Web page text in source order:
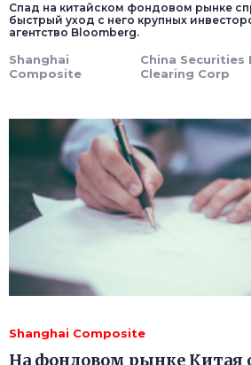
Спад на китайском фондовом рынке
быстрый уход с него крупных
агентство Bloomberg.
Shanghai
Composite
China
Clearing Corp
Shanghai Composite
На фондовом рынке Китая